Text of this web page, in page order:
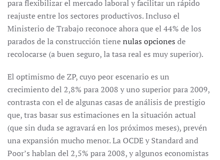
para flexibilizar el mercado laboral y facilitar un rápido
reajuste entre los sectores productivos. Incluso el
Ministerio de Trabajo reconoce ahora que el 44% de los
parados de la construcción tienenulas opciones de
recolocarse (a buen seguro, la tasa real es muy superior).
El optimismo de ZP, cuyo peor escenario es un
crecimiento del 2,8% para 2008 y uno superior para 2009,
contrasta con el de algunas casas de análisis de prestigio
que, tras basar sus estimaciones en la situación actual
(que sin duda se agravará en los próximos meses), prevén
una expansión mucho menor. La OCDE y Standard and
Poor’s hablan del 2,5% para 2008, y algunos economistas